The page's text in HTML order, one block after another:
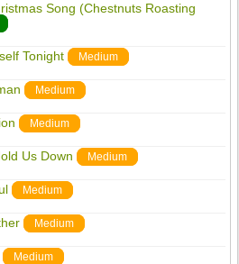
Song (Chestnuts Roasting
Tonight Medium
Medium
Medium
Us Down Medium
Medium
Medium
Medium